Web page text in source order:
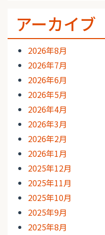
アーカイブ
2026年8月
2026年7月
2026年6月
2026年5月
2026年4月
2026年3月
2026年2月
2026年1月
2025年12月
2025年11月
2025年10月
2025年9月
2025年8月